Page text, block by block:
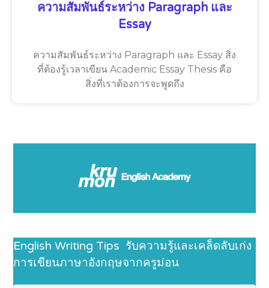
ความสัมพันธ์ระหว่าง Paragraph และ
Essay
ความสัมพันธ์ระหว่าง Paragraph และ Essay สิ่ง
ที่ต้องรู้เวลาเขียน Academic Essay Thesis คือ
สิ่งที่เราต้องการจะพูดถึง
English Writing Tips รับความรู้และเคล็ดลับเก่ง
การเขียนภาษาอังกฤษจากครูม่อน